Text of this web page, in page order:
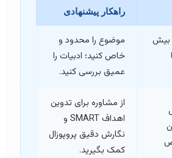
راهکار پیشنهادی
موضوع را محدود و
خاص کنید؛ ادبیات را
عمیق بررسی کنید.
از مشاوره برای تدوین
اهداف SMART و
نگارش دقیق پروپوزال
کمک بگیرید.